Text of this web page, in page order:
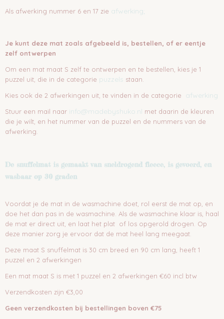
Als afwerking nummer 6 en 17 zie afwerking;
Je kunt deze mat zoals afgebeeld is, bestellen, of er eentje
zelf ontwerpen
Om een mat maat S zelf te ontwerpen en te bestellen, kies je 1
puzzel uit, die in de categorie puzzels staan.
Kies ook de 2 afwerkingen uit, te vinden in de categorie afwerking
Stuur een mail naar info@madebyshuko.nl met daarin de kleuren
die je wilt, en het nummer van de puzzel en de nummers van de
afwerking.
De snuffelmat is gemaakt van sneldrogend fleece, is gevoerd, en
wasbaar op 30 graden
Voordat je de mat in de wasmachine doet, rol eerst de mat op, en
doe het dan pas in de wasmachine. Als de wasmachine klaar is, haal
de mat er direct uit, en laat het plat of los opgerold drogen. Op
deze manier zorg je ervoor dat de mat heel lang meegaat.
Deze maat S snuffelmat is 30 cm breed en 90 cm lang, heeft 1
puzzel en 2 afwerkingen
Een mat maat S is met 1 puzzel en 2 afwerkingen €60 incl btw
Verzendkosten zijn €3,00
Geen verzendkosten bij bestellingen boven €75